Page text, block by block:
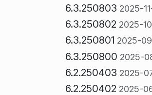
6.3.250803 2025-
6.3.250802 2025-
6.3.250801 2025-
6.3.250800 2025-
6.2.250403 2025-
6.2.250402 2025-